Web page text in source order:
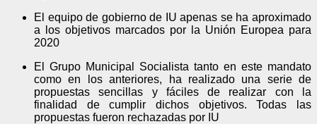
El equipo de gobierno de IU apenas se ha aproximado
a los objetivos marcados por la Unión Europea para
2020
El Grupo Municipal Socialista tanto en este mandato
como en los anteriores, ha realizado una serie de
propuestas sencillas y fáciles de realizar con la
finalidad de cumplir dichos objetivos. Todas las
propuestas fueron rechazadas por IU